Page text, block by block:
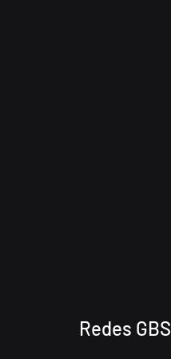
Redes GBS